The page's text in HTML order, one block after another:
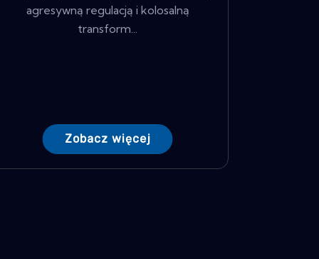
agresywną regulacją i kolosalną
transform...
Zobacz więcej